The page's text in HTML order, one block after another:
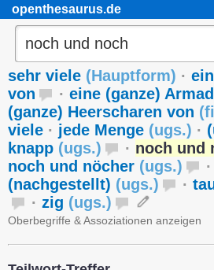
openthesaurus.de
sehr viele (Hauptform) ·
von
· eine (ganze)
(ganze) Heerscharen von (
viele · jede Menge (ugs.) ·
knapp (ugs.) · noch und
noch und nöcher (ugs.) ·
(nachgestellt) (ugs.) ·
· zig (ugs.)
Oberbegriffe & Assoziationen anzeigen